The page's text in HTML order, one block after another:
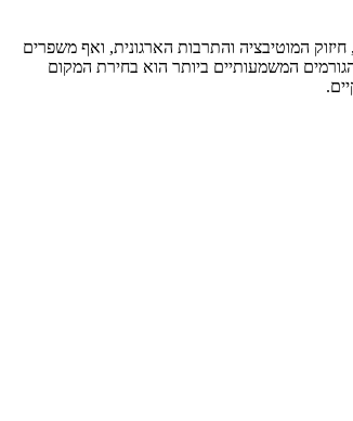
המוטיבציה והתרבות הארגונית, ואף משפרים
המשמעותיים ביותר הוא בחירת המקום